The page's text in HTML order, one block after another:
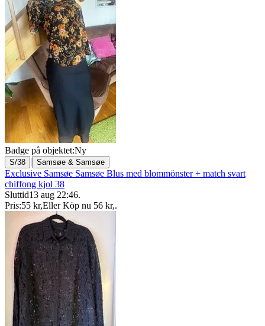
Badge på objektet:Ny
S/38 | Samsøe & Samsøe
Exclusive Samsøe Samsøe Blus med blommönster + match svart
chiffong kjol 38
Sluttid13 aug 22:46.
Pris:55 kr,Eller Köp nu 56 kr,.